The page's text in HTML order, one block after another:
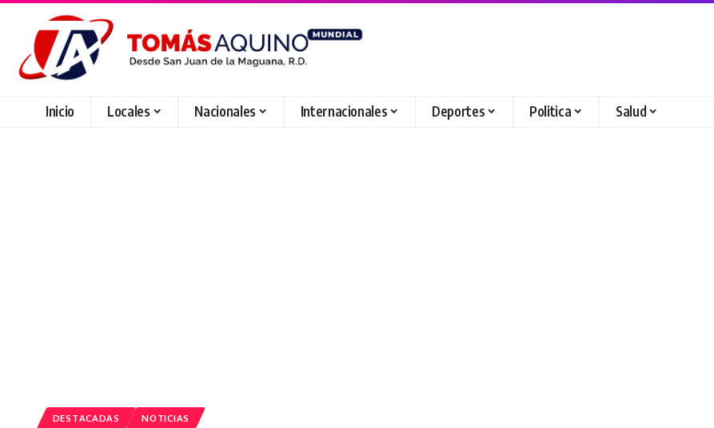
Inicio Locales Nacionales Internacionales Deportes Politica Salud
DESTACADAS NOTICIAS